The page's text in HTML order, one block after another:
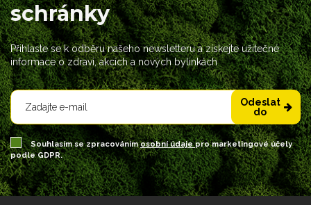
schránky
Přihlaste se k odběru našeho newsletteru a získejte užitečné
informace o zdraví, akcích a nových bylinkách
Odeslat
do
Souhlasím se zpracovánímosobní údajepro marketingové účely
podle GDPR.